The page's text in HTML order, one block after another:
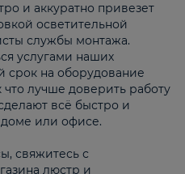
и аккуратно привезет
осветительной
службы монтажа.
услугами наших
срок на оборудование
что лучше доверить работу
всё быстро и
или офисе.
свяжитесь с
люстр и